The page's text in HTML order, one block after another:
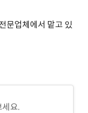
문업체에서 맡고 있
요.